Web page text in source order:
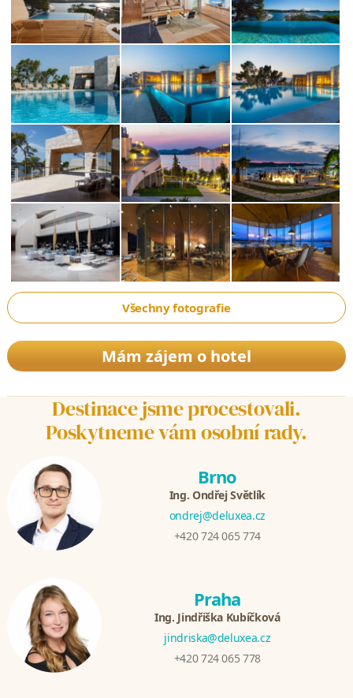
Všechny fotografie
Mám zájem o hotel
Destinace jsme procestovali.
Poskytneme vám osobní rady.
Brno
Ing. Ondřej Světlík
ondrej@deluxea.cz
+420 724 065 774
Praha
Ing. Jindřiška Kubíčková
jindriska@deluxea.cz
+420 724 065 778